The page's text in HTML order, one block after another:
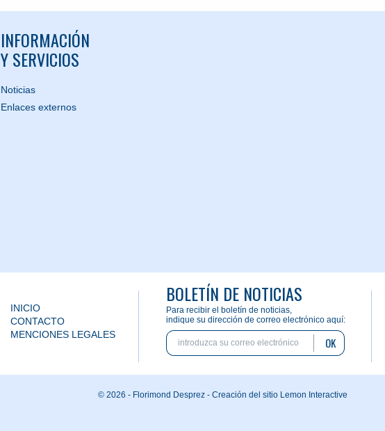
INFORMACIÓN
Y SERVICIOS
Noticias
Enlaces externos
INICIO
CONTACTO
MENCIONES LEGALES
BOLETÍN DE NOTICIAS
Para recibir el boletín de noticias,
indique su dirección de correo electrónico aquí:
OK
© 2026 - Florimond Desprez - Creación del sitio Lemon Interactive